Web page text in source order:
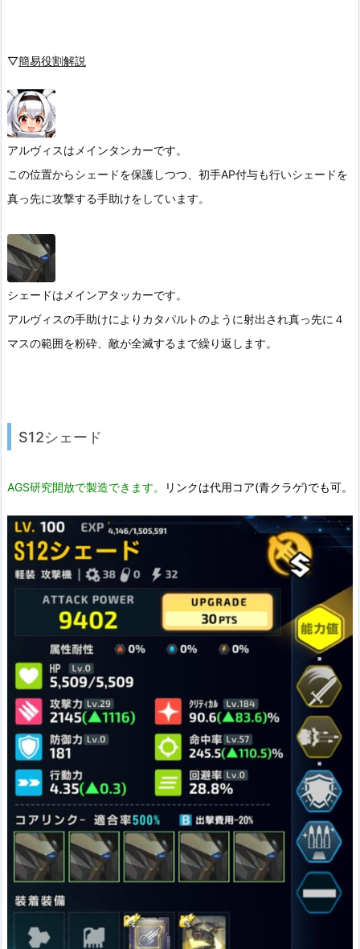
▽簡易役割解説
アルヴィスはメインタンカーです。
この位置からシェードを保護しつつ、初手AP付与も行いシェードを
真っ先に攻撃する手助けをしています。
シェードはメインアタッカーです。
アルヴィスの手助けによりカタパルトのように射出され真っ先に４
マスの範囲を粉砕、敵が全滅するまで繰り返します。
S12シェード
AGS研究開放で製造できます。 リンクは代用コア(青クラゲ)でも可。